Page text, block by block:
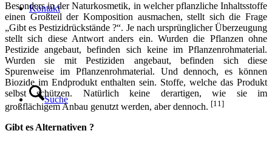
Kontakt
Suche
Besonders in der Naturkosmetik, in welcher pflanzliche Inhaltsstoffe
einen Großteil der Komposition ausmachen, stellt sich die Frage
„Gibt es Pestizidrückstände ?“. Je nach ursprünglicher Überzeugung
stellt sich diese Antwort anders ein. Wurden die Pflanzen ohne
Pestizide angebaut, befinden sich keine im Pflanzenrohmaterial.
Wurden sie mit Pestiziden angebaut, befinden sich diese
Spurenweise im Pflanzenrohmaterial. Und dennoch, es können
Biozide im Endprodukt enthalten sein. Stoffe, welche das Produkt
selbst schützen. Natürlich keine derartigen, wie sie im
großflächigem Anbau genutzt werden, aber dennoch. [11]
Gibt es Alternativen ?